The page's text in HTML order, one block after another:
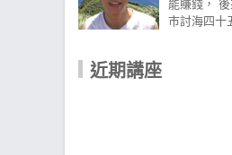
能賺錢，
市討海四十
近期講座